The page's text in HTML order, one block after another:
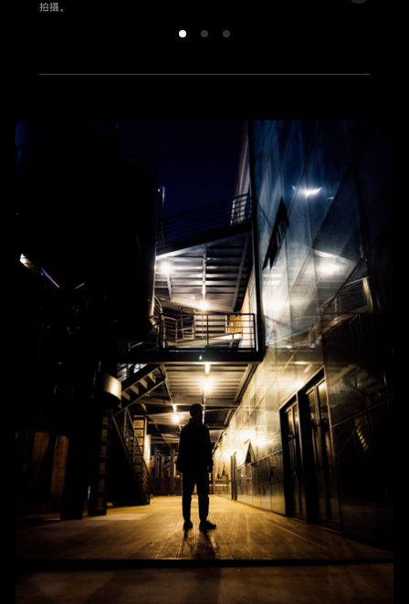
拍摄。